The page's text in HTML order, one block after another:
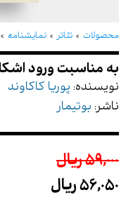
محصولات تئاتر نمایشنامه
نویسنده: پوریا کاکاوند
ناشر: بوتیمار
59,000 ريال
56,050 ريال